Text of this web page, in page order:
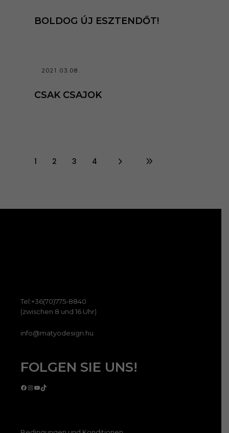
BOLDOG ÚJ ESZTENDŐT!
2021.03.08.
CSAK CSAJOK
1 2 3 4
Tel:+36(70)775-8840
(zwischen 8 und 16 Uhr)
info@matyodesign.hu
FOLGEN SIE UNS!
Facebook
Instagram
YouTube
TikTok